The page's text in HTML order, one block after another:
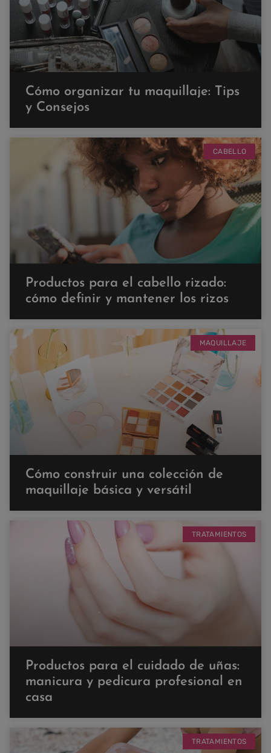
Cómo organizar tu maquillaje: Tips
y Consejos
CABELLO
Productos para el cabello rizado:
cómo definir y mantener los rizos
MAQUILLAJE
Cómo construir una colección de
maquillaje básica y versátil
TRATAMIENTOS
Productos para el cuidado de uñas:
manicura y pedicura profesional en
casa
TRATAMIENTOS